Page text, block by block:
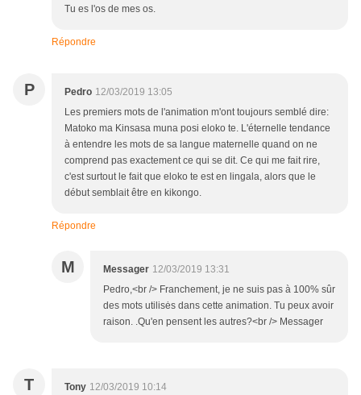
Tu es l'os de mes os.
Répondre
P Pedro 12/03/2019 13:05
Les premiers mots de l'animation m'ont toujours semblé dire:
Matoko ma Kinsasa muna posi eloko te. L'éternelle tendance
à entendre les mots de sa langue maternelle quand on ne
comprend pas exactement ce qui se dit. Ce qui me fait rire,
c'est surtout le fait que eloko te est en lingala, alors que le
début semblait être en kikongo.
Répondre
M Messager 12/03/2019 13:31
Pedro,<br /> Franchement, je ne suis pas à 100% sûr
des mots utilisės dans cette animation. Tu peux avoir
raison. .Qu'en pensent les autres?<br /> Messager
T Tony 12/03/2019 10:14